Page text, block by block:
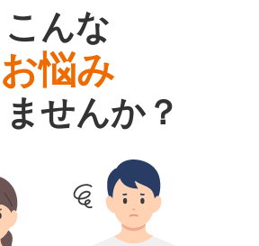
こんな
お悩み
せんか？